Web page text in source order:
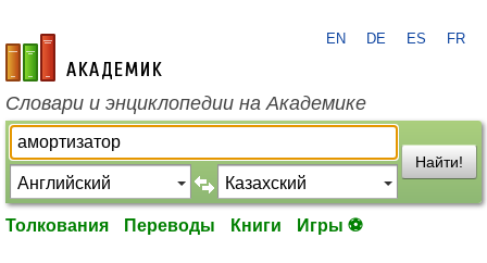
academic.ru
EN DE ES FR
Словари и энциклопедии на Академике
Найти!
Толкования Переводы Книги Игры ⚽